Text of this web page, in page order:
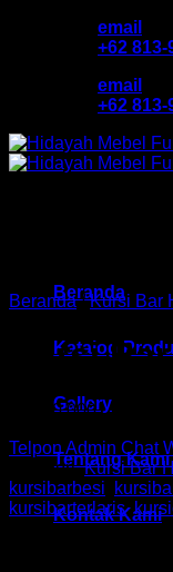
email
+62 813-
email
+62 813-
Beranda
Katalog
Gallery
Tentang Kami
Kontak Kami
Beranda / Kursi Bar
Kursi
550,000
Telpon Admin Chat
Kategori:Kursi Bar
kursibarbesi
kursibarterlaris,